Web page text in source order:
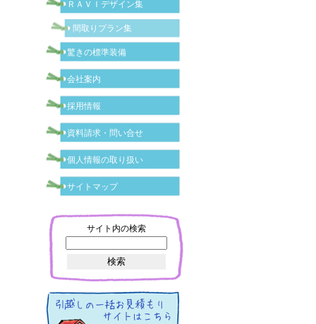
ＲＡＶＩデザイン集
間取りプラン集
驚きの標準装備
会社案内
採用情報
資料請求・問い合せ
個人情報の取り扱い
サイトマップ
サイト内の検索